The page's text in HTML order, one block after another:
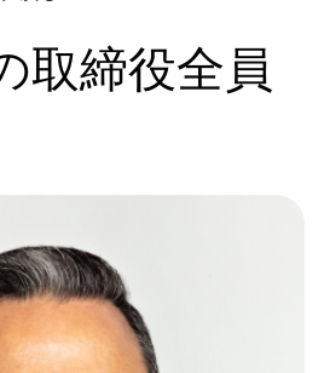
取締役全員